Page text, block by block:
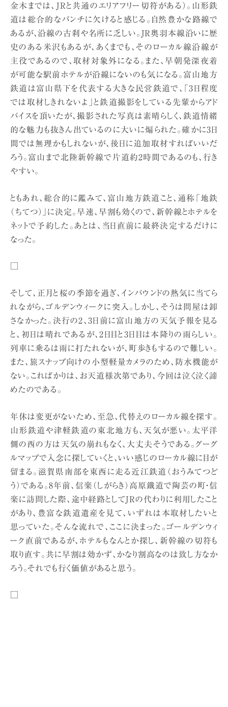
金木までは、JRと共通のエリアフリー切符がある）。山形鉄
道は総合的なパンチに欠けると感じる。自然豊かな路線で
あるが、沿線の古刹や名所に乏しい。JR奥羽本線沿いに歴
史のある米沢もあるが、あくまでも、そのローカル線沿線が
主役であるので、取材対象外になる。また、早朝発深夜着
が可能な駅前ホテルが沿線にないのも気になる。富山地方
鉄道は富山県下を代表する大きな民営鉄道で、「3日程度
では取材しきれないよ」と鉄道撮影をしている先輩からアド
バイスを頂いたが、撮影された写真は素晴らしく、鉄道情緒
的な魅力も抜きん出ているのに大いに煽られた。確かに3日
間では無理かもしれないが、後日に追加取材すればいいだ
ろう。富山まで北陸新幹線で片道約2時間であるのも、行き
やすい。
ともあれ、総合的に鑑みて、富山地方鉄道こと、通称「地鉄
（ちてつ）」に決定。早速、早割も効くので、新幹線とホテルを
ネットで予約した。あとは、当日直前に最終決定するだけに
なった。
そして、正月と桜の季節を過ぎ、インバウンドの熱気に当てら
れながら、ゴルデンウィークに突入。しかし、そうは問屋は卸
さなかった。決行の2、3日前に富山地方の天気予報を見る
と、初日は晴れであるが、2日目と3日目は本降りの雨らしい。
列車に乗るは雨に打たれないが、町歩きもするので難しい。
また、旅スナップ向けの小型軽量カメラのため、防水機能が
ない。こればかりは、お天道様次第であり、今回は泣く泣く諦
めたのである。
年休は変更がないため、至急、代替えのローカル線を探す。
山形鉄道や津軽鉄道の東北地方も、天気が悪い。太平洋
側の西の方は天気の崩れもなく、大丈夫そうである。グーグ
ルマップで入念に探していくと、いい感じのローカル線に目が
留まる。滋賀県南部を東西に走る近江鉄道（おうみてつど
う）である。8年前、信楽（しがらき）高原鐵道で陶芸の町・信
楽に訪問した際、途中経路としてJRの代わりに利用したこと
があり、豊富な鉄道遺産を見て、いずれは本取材したいと
思っていた。そんな流れで、ここに決まった。ゴールデンウィ
ーク直前であるが、ホテルもなんとか探し、新幹線の切符も
取り直す。共に早割は効かず、かなり割高なのは致し方なか
ろう。それでも行く価値があると思う。